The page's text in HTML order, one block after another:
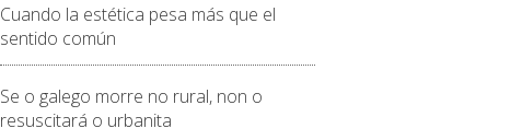
Cuando la estética pesa más que el
sentido común
Se o galego morre no rural, non o
resuscitará o urbanita